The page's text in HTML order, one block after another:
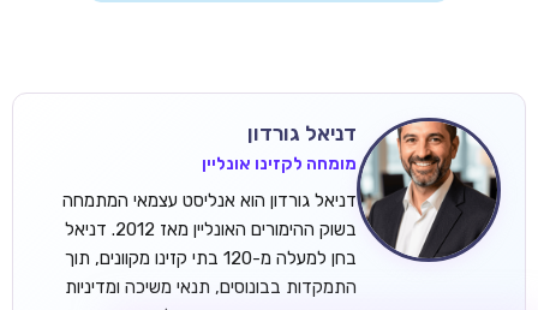
חינם על ההפקדות הראשונות
MEGAPARI
בונוס קבלת פנים: עד 125% בונוס עד €450 + 250 ספינים חינם
WAZBEE
חבילת קבלת פנים: עד 280% בונוס עד €2,200 + 230 ספינים
דניאל גורדון
מומחה לקזינו אונליין
דניאל גורדון הוא אנליסט עצמאי המתמחה
בשוק ההימורים האונליין מאז 2012. דניאל
בחן למעלה מ-120 בתי קזינו מקוונים, תוך
התמקדות בבונוסים, תנאי משיכה ומדיניות